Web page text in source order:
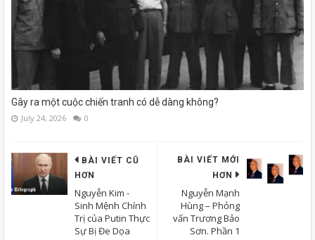
Gây ra một cuộc chiến tranh có dễ dàng không?
July 24, 2026 0
BÀI VIẾT MỚI
HƠN
Nguyễn Mạnh
Hùng – Phỏng
vấn Trương Bảo
Sơn. Phần 1
BÀI VIẾT CŨ
HƠN
Nguyễn Kim -
Sinh Mệnh Chính
Trị của Putin Thực
Sự Bị Đe Dọa